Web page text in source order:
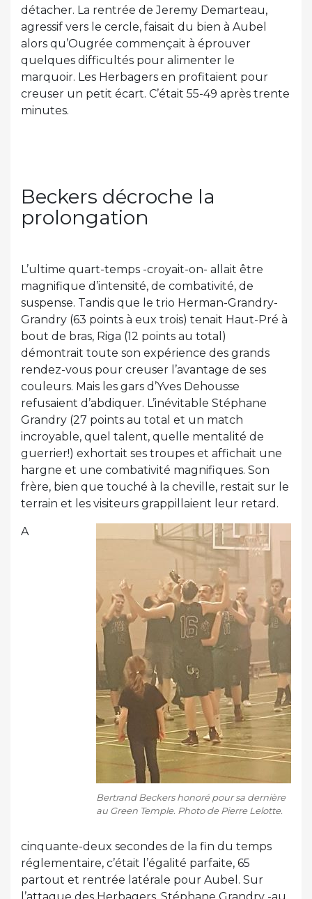
détacher. La rentrée de Jeremy Demarteau,
agressif vers le cercle, faisait du bien à Aubel
alors qu’Ougrée commençait à éprouver
quelques difficultés pour alimenter le
marquoir. Les Herbagers en profitaient pour
creuser un petit écart. C’était 55-49 après trente
minutes.
Beckers décroche la
prolongation
L’ultime quart-temps -croyait-on- allait être
magnifique d’intensité, de combativité, de
suspense. Tandis que le trio Herman-Grandry-
Grandry (63 points à eux trois) tenait Haut-Pré à
bout de bras, Riga (12 points au total)
démontrait toute son expérience des grands
rendez-vous pour creuser l’avantage de ses
couleurs. Mais les gars d’Yves Dehousse
refusaient d’abdiquer. L’inévitable Stéphane
Grandry (27 points au total et un match
incroyable, quel talent, quelle mentalité de
guerrier!) exhortait ses troupes et affichait une
hargne et une combativité magnifiques. Son
frère, bien que touché à la cheville, restait sur le
terrain et les visiteurs grappillaient leur retard.
Bertrand Beckers honoré pour sa dernière
au Green Temple. Photo de Pierre Lelotte.
A
cinquante-deux secondes de la fin du temps
réglementaire, c’était l’égalité parfaite, 65
partout et rentrée latérale pour Aubel. Sur